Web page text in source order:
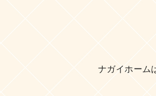
ナガイホーム